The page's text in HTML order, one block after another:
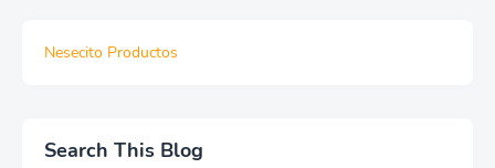
Nesecito Productos
Search This Blog